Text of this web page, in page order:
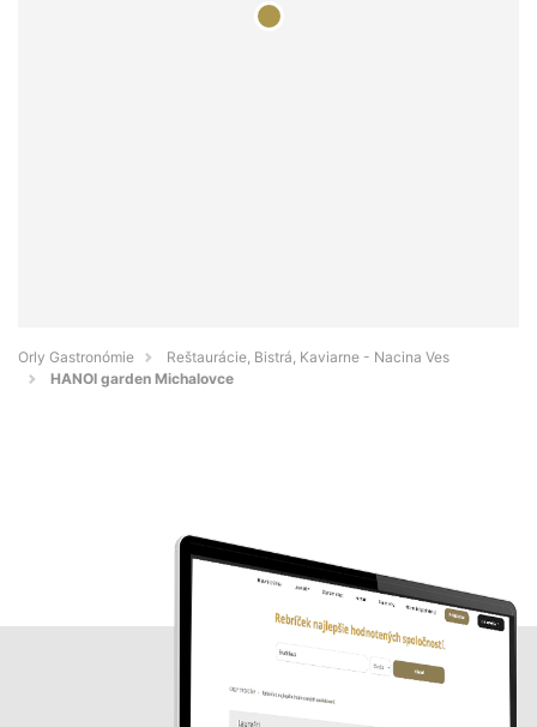
Orly Gastronómie
Reštaurácie, Bistrá, Kaviarne - Nacina Ves
HANOI garden Michalovce